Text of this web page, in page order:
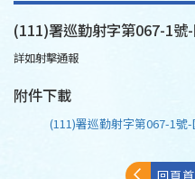
(111)署巡勤射字第067-1
詳如射擊通報
附件下載
(111)署巡勤射字第067-1
回頁首